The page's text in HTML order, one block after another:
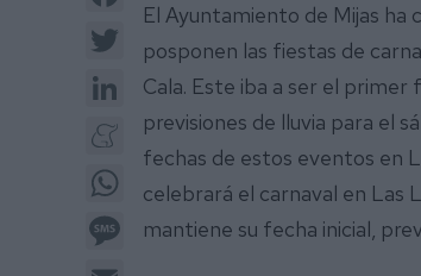
Twitter
LinkedIn
Meneame
WhatsApp
Message
El Ayuntamiento de Mijas ha
posponen las fiestas de
Cala. Este iba a ser el primer
previsiones de lluvia para el
fechas de estos eventos en
celebrará el carnaval en Las
mantiene su fecha inicial,